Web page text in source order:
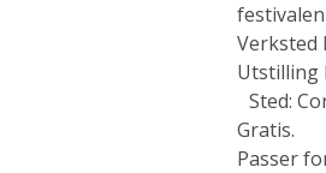
Verksted
Utstilling
Sted:
Gratis.
Passer